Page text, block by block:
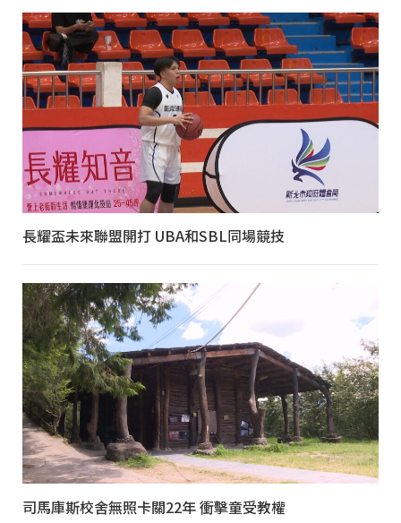
長耀盃未來聯盟開打 UBA和SBL同場競技
司馬庫斯校舍無照卡關22年 衝擊童受教權